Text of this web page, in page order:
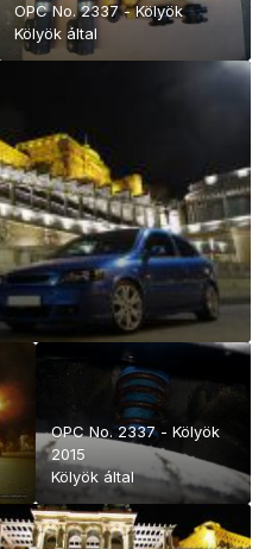
OPC No. 2337 - Kölyök
Kölyök által
OPC No. 2337 - Kölyök
2015
Kölyök által